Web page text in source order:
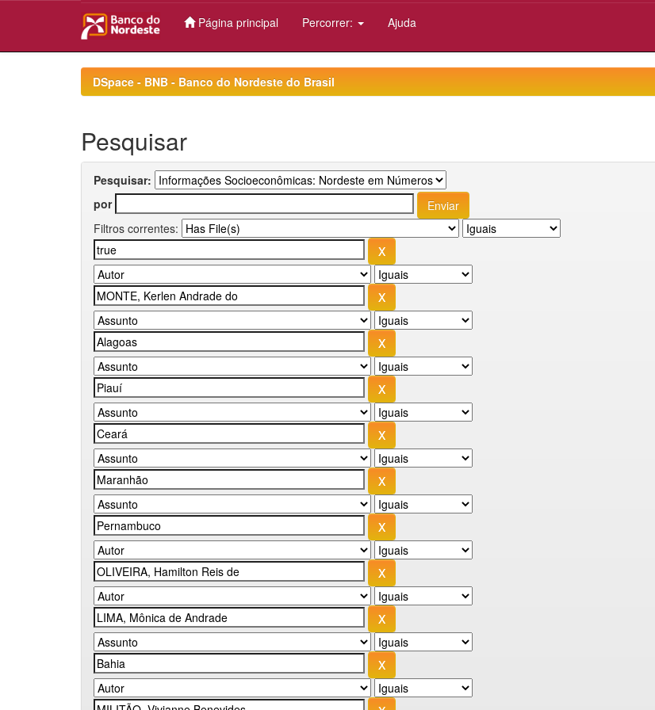
Página principal Percorrer: Ajuda
DSpace - BNB - Banco do Nordeste do Brasil
Pesquisar
Pesquisar:
por
Filtros correntes: